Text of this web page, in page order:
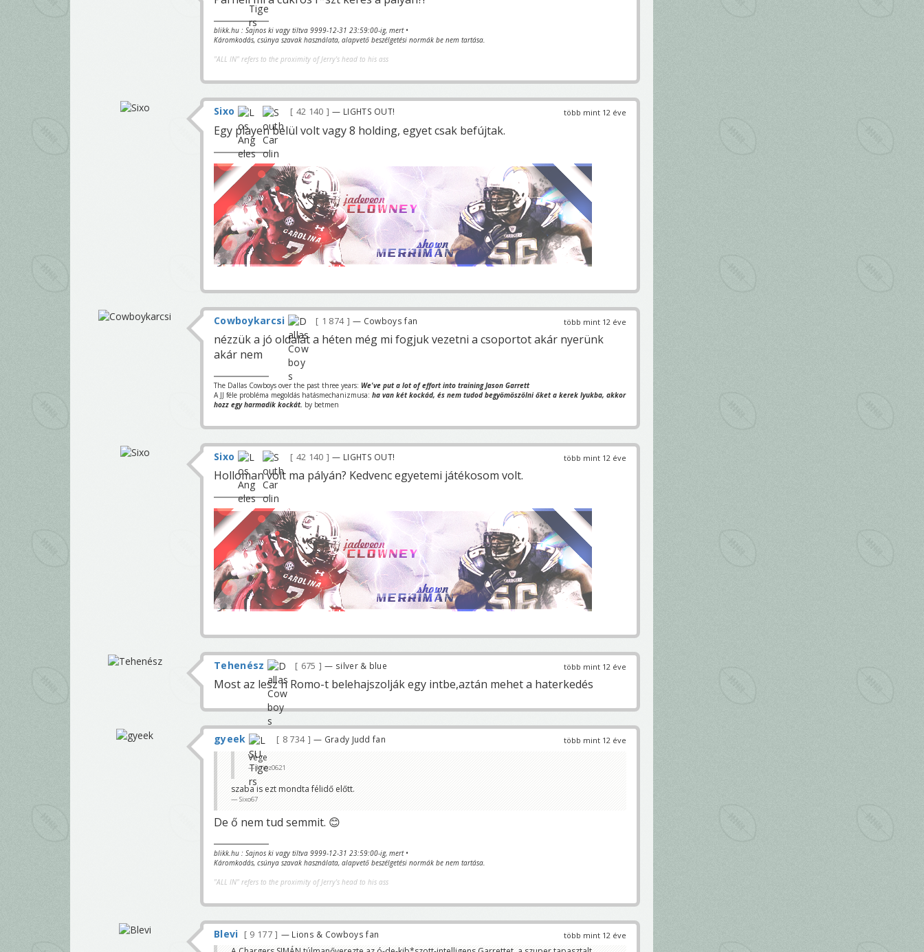
blikk.hu : Sajnos ki vagy tiltva 9999-12-31 23:59:00-ig, mert •
Káromkodás, csúnya szavak használata, alapvető beszélgetési normák be nem tartása.
"ALL IN" refers to the proximity of Jerry's head to his ass
több mint 12 éve
Sixo 42 140 — LIGHTS OUT!
Egy playen belül volt vagy 8 holding, egyet csak befújtak.
több mint 12 éve
Cowboykarcsi 1 874 — Cowboys fan
nézzük a jó oldalát a héten még mi fogjuk vezetni a csoportot akár nyerünk
akár nem
The Dallas Cowboys over the past three years: We've put a lot of effort into training Jason Garrett
A JJ féle probléma megoldás hatásmechanizmusa: ha van két kockád, és nem tudod begyömöszölni őket a kerek lyukba, akkor
hozz egy harmadik kockát. by betmen
több mint 12 éve
Sixo 42 140 — LIGHTS OUT!
Holloman volt ma pályán? Kedvenc egyetemi játékosom volt.
több mint 12 éve
Tehenész 675 — silver & blue
Most az lesz h Romo-t belehajszolják egy intbe,aztán mehet a haterkedés
több mint 12 éve
gyeek 8 734 — Grady Judd fan
Vége
krisz0621
szaba is ezt mondta félidő előtt.
Sixo67
De ő nem tud semmit. 😊
blikk.hu : Sajnos ki vagy tiltva 9999-12-31 23:59:00-ig, mert •
Káromkodás, csúnya szavak használata, alapvető beszélgetési normák be nem tartása.
"ALL IN" refers to the proximity of Jerry's head to his ass
több mint 12 éve
Blevi 9 177 — Lions & Cowboys fan